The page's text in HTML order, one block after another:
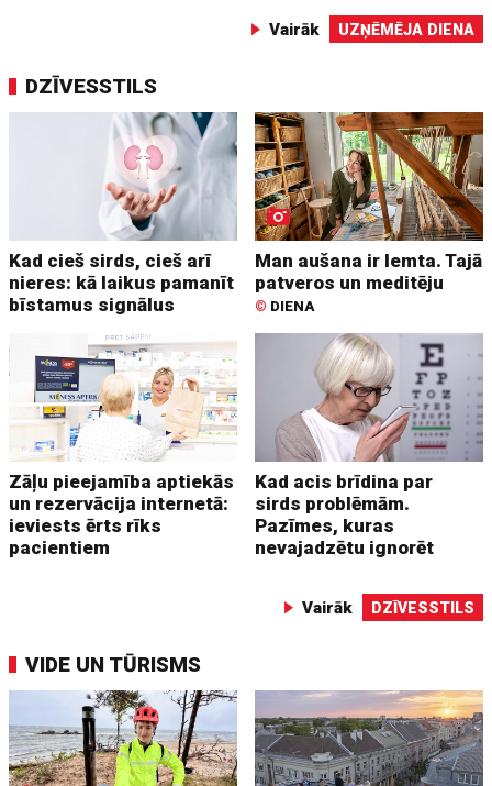
Vairāk UZŅĒMĒJA DIENA
DZĪVESSTILS
Kad cieš sirds, cieš arī
nieres: kā laikus pamanīt
bīstamus signālus
Man aušana ir lemta. Tajā
patveros un meditēju
© DIENA
Zāļu pieejamība aptiekās
un rezervācija internetā:
ieviests ērts rīks
pacientiem
Kad acis brīdina par
sirds problēmām.
Pazīmes, kuras
nevajadzētu ignorēt
Vairāk DZĪVESSTILS
VIDE UN TŪRISMS